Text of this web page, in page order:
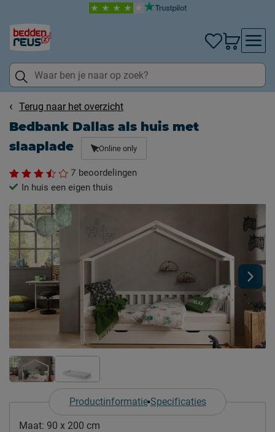
Terug naar het overzicht
Bedbank Dallas als huis met
slaaplade
Online only
7 beoordelingen
In huis een eigen thuis
Productinformatie Specificaties
Maat: 90 x 200 cm